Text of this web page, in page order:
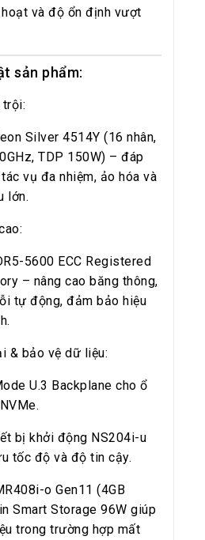
và độ ổn định vượt
sản phẩm:
Silver 4514Y (16 nhân,
TDP 150W) – đáp
vụ đa nhiệm, ảo hóa và
lớn.
5600 ECC Registered
– nâng cao băng thông,
tự động, đảm bảo hiệu
& bảo vệ dữ liệu:
U.3 Backplane cho ổ
bị khởi động NS204i-u
tốc độ và độ tin cậy.
o Gen11 (4GB
Smart Storage 96W giúp
trong trường hợp mất